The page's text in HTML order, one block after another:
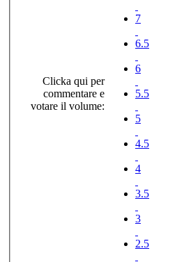
Clicka qui per
commentare e
votare il volume:
7
6.5
6
5.5
5
4.5
4
3.5
3
2.5